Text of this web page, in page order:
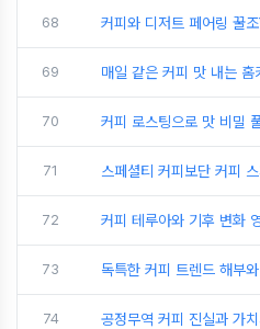
68 커피와 디저트 페어링 꿀
69 매일 같은 커피 맛 내는 홈
70 커피 로스팅으로 맛 비밀
71 스페셜티 커피보단 커피
72 커피 테루아와 기후 변화
73 독특한 커피 트렌드 해부
74 공정무역 커피 진실과 가